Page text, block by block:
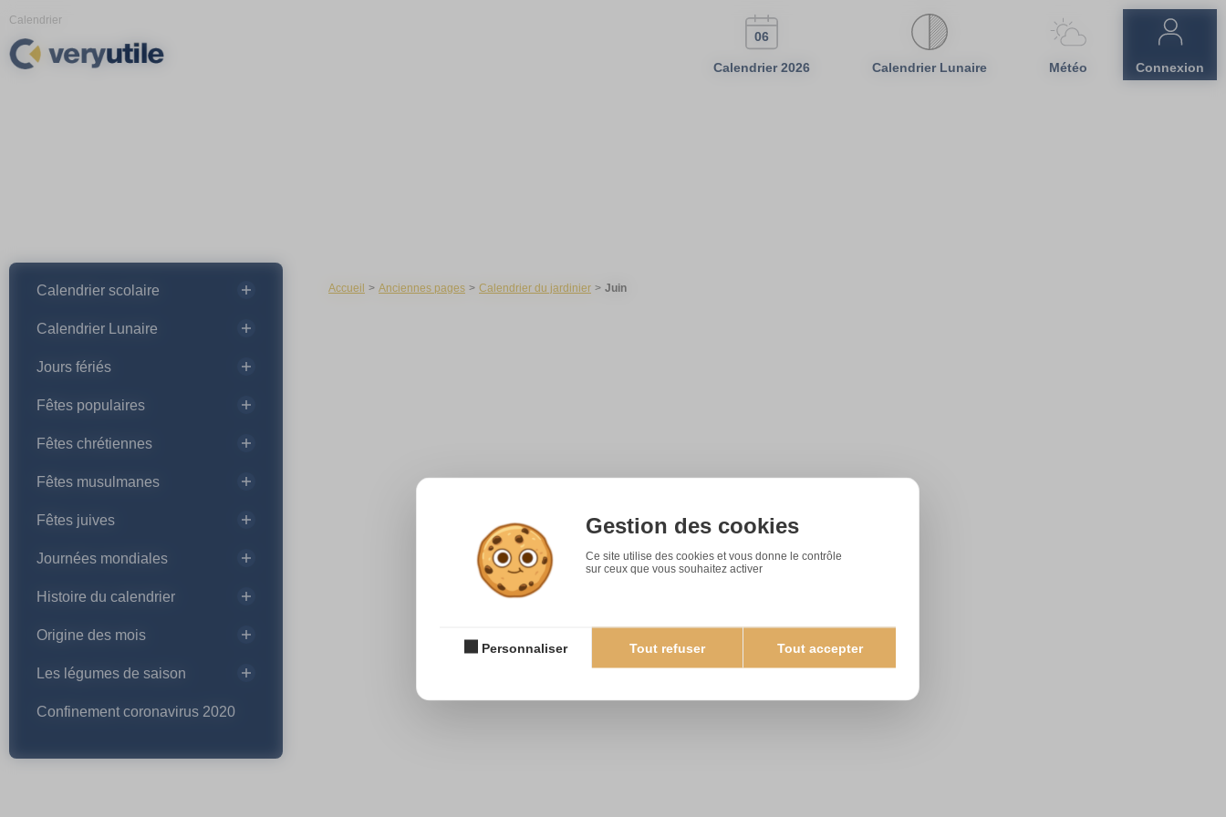
Calendrier
06
Calendrier 2026 Calendrier Lunaire Météo Connexion
Accueil Anciennes pages Calendrier du jardinier Juin
Calendrier scolaire
Calendrier Lunaire
Jours fériés
Fêtes populaires
Fêtes chrétiennes
Fêtes musulmanes
Fêtes juives
Journées mondiales
Histoire du calendrier
Origine des mois
Les légumes de saison
Confinement coronavirus 2020
Gestion des cookies
Ce site utilise des cookies et vous donne le contrôle
sur ceux que vous souhaitez activer
Tout accepter
Tout refuser
Personnaliser